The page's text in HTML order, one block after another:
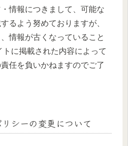
情報につきまして、可能な
るよう努めておりますが、
情報が古くなっていること
トに掲載された内容によって
任を負いかねますのでご了
シーの変更について